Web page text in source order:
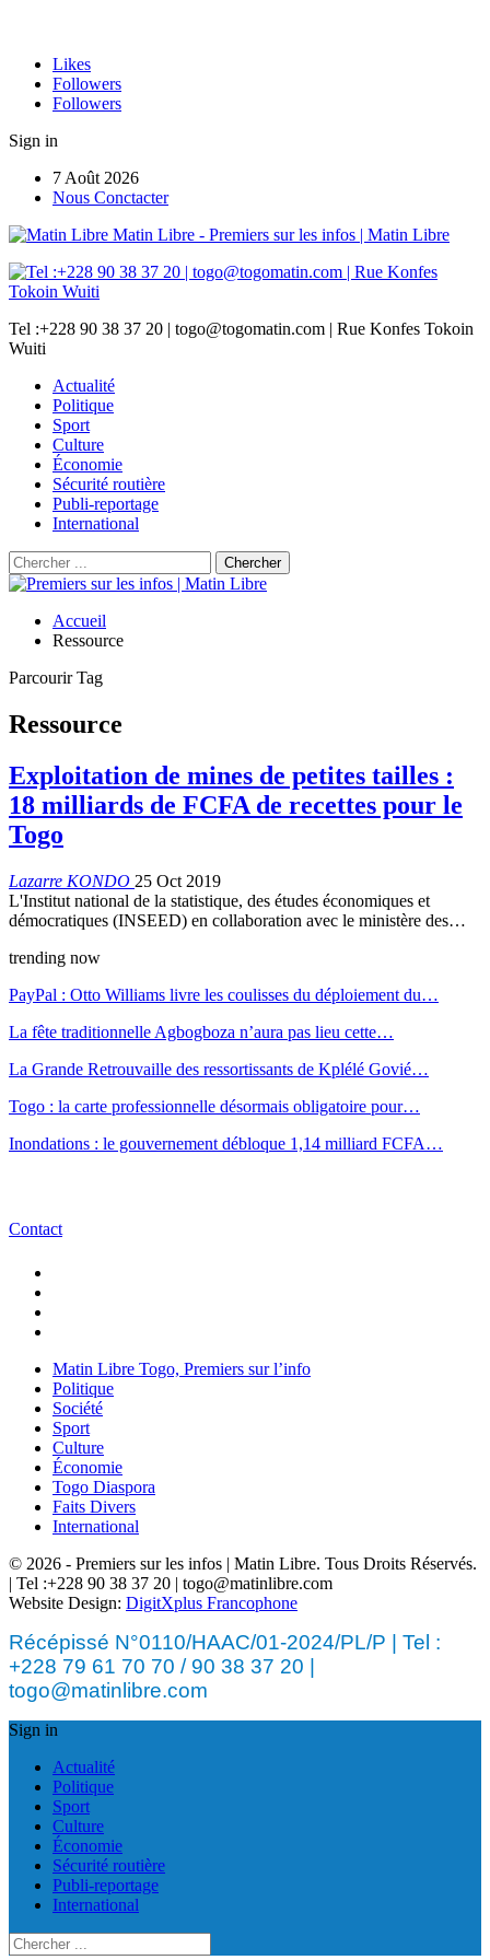
Likes
Followers
Followers
Sign in
7 Août 2026
Nous Conctacter
Matin Libre - Premiers sur les infos | Matin Libre
Tel :+228 90 38 37 20 | togo@togomatin.com | Rue Konfes Tokoin
Wuiti
Actualité
Politique
Sport
Culture
Économie
Sécurité routière
Publi-reportage
International
Accueil
Ressource
Parcourir Tag
Ressource
Exploitation de mines de petites tailles :
18 milliards de FCFA de recettes pour le
Togo
Lazarre KONDO 25 Oct 2019
L'Institut national de la statistique, des études économiques et
démocratiques (INSEED) en collaboration avec le ministère des…
trending now
PayPal : Otto Williams livre les coulisses du déploiement du…
La fête traditionnelle Agbogboza n’aura pas lieu cette…
La Grande Retrouvaille des ressortissants de Kplélé Govié…
Togo : la carte professionnelle désormais obligatoire pour…
Inondations : le gouvernement débloque 1,14 milliard FCFA…
Contact
Matin Libre Togo, Premiers sur l’info
Politique
Société
Sport
Culture
Économie
Togo Diaspora
Faits Divers
International
© 2026 - Premiers sur les infos | Matin Libre. Tous Droits Réservés.
| Tel :+228 90 38 37 20 | togo@matinlibre.com
Website Design: DigitXplus Francophone
Récépissé N°0110/HAAC/01-2024/PL/P | Tel :
+228 79 61 70 70 / 90 38 37 20 |
togo@matinlibre.com
Sign in
Actualité
Politique
Sport
Culture
Économie
Sécurité routière
Publi-reportage
International